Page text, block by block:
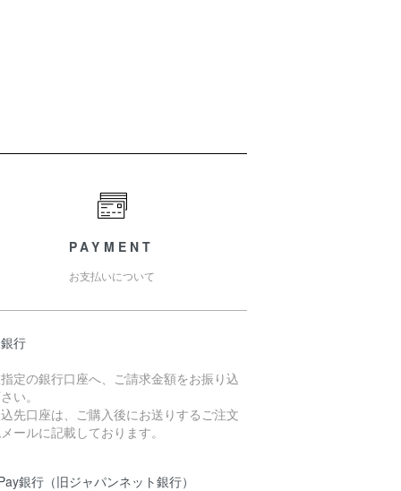
PAYMENT
お支払いについて
行
定の銀行口座へ、ご請求金額をお振り込
い。
先口座は、ご購入後にお送りするご注文
ールに記載しております。
銀行（旧ジャパンネット銀行）